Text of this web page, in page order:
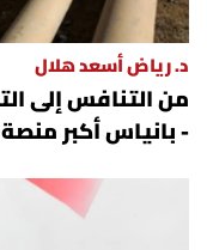
د. رياض أسعد هلال
من التنافس إلى
- بانياس أكبر